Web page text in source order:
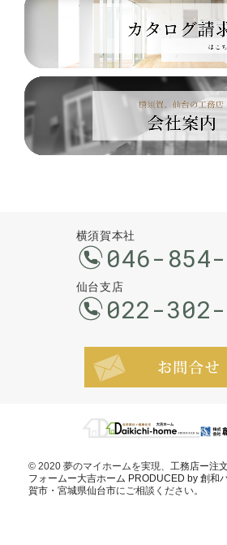
横須賀本社
046-
仙台支店
022-
© 2020 夢のマイホームを実現、 工務店ー注
フォームー大吉ホーム PRODUCED by 創和
賀市・宮城県仙台市にご相談ください。